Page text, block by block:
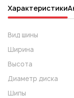
Характеристики
Вид шины
Ширина
Высота
Диаметр диска
Шипы